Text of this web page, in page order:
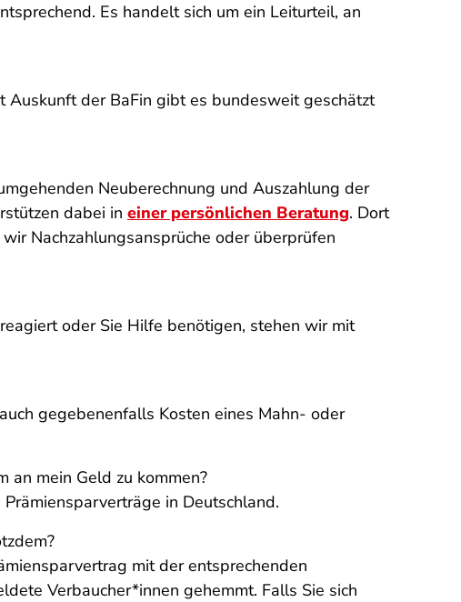
Es handelt sich um ein Leiturteil, an
der BaFin gibt es bundesweit geschätzt
Neuberechnung und Auszahlung der
dabei in einer persönlichen Beratung. Dort
Nachzahlungsansprüche oder überprüfen
oder Sie Hilfe benötigen, stehen wir mit
gegebenenfalls Kosten eines Mahn- oder
an mein Geld zu kommen?
in Deutschland.
mit der entsprechenden
Verbaucher*innen gehemmt. Falls Sie sich